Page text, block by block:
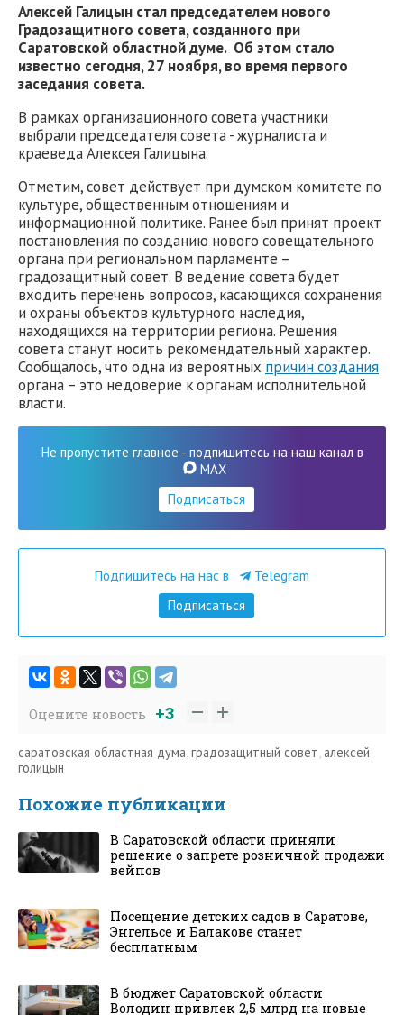
Алексей Галицын стал председателем нового
Градозащитного совета, созданного при
Саратовской областной думе. Об этом стало
известно сегодня, 27 ноября, во время первого
заседания совета.
В рамках организационного совета участники
выбрали председателя совета - журналиста и
краеведа Алексея Галицына.
Отметим, совет действует при думском комитете по
культуре, общественным отношениям и
информационной политике. Ранее был принят проект
постановления по созданию нового совещательного
органа при региональном парламенте –
градозащитный совет. В ведение совета будет
входить перечень вопросов, касающихся сохранения
и охраны объектов культурного наследия,
находящихся на территории региона. Решения
совета станут носить рекомендательный характер.
Сообщалось, что одна из вероятных причин создания
органа – это недоверие к органам исполнительной
власти.
Не пропустите главное - подпишитесь на наш канал в
MAX
Подписаться
Подпишитесь на нас в
Telegram
Подписаться
Оцените новость +3
саратовская областная дума градозащитный совет алексей
голицын
Похожие публикации
В Саратовской области приняли
решение о запрете розничной продажи
вейпов
Посещение детских садов в Саратове,
Энгельсе и Балакове станет
бесплатным
В бюджет Саратовской области
Володин привлек 2,5 млрд на новые